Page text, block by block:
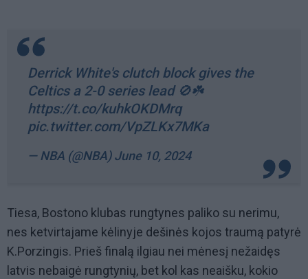
Derrick White's clutch block gives the
Celtics a 2-0 series lead 🚫☘️
https://t.co/kuhkOKDMrq
pic.twitter.com/VpZLKx7MKa
— NBA (@NBA)June 10, 2024
Tiesa, Bostono klubas rungtynes paliko su nerimu,
nes ketvirtajame kėlinyje dešinės kojos traumą patyrė
K.Porzingis. Prieš finalą ilgiau nei mėnesį nežaidęs
latvis nebaigė rungtynių, bet kol kas neaišku, kokio